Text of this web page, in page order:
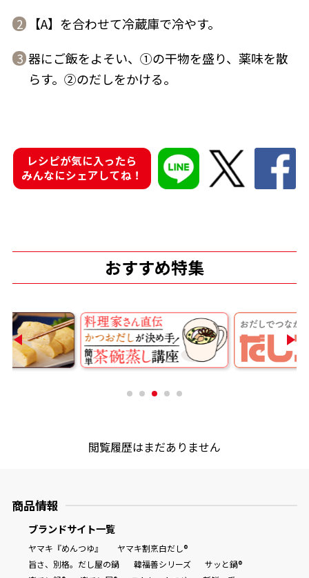
『踊り節』
鰹節屋の
商品情報一覧
おすすめサイト
2 【A】を合わせて冷蔵庫で冷やす。
3 器にご飯をよそい、①の干物を盛り、薬味を散
らす。②のだしをかける。
レシピが気に入ったら
みんなにシェアしてね！
おすすめ特集
閲覧履歴はまだありません
商品情報
ブランドサイト一覧
ヤマキ『めんつゆ』
ヤマキ割烹白だし®
旨さ、別格。だし屋の鍋
韓福善シリーズ
サッと鍋®